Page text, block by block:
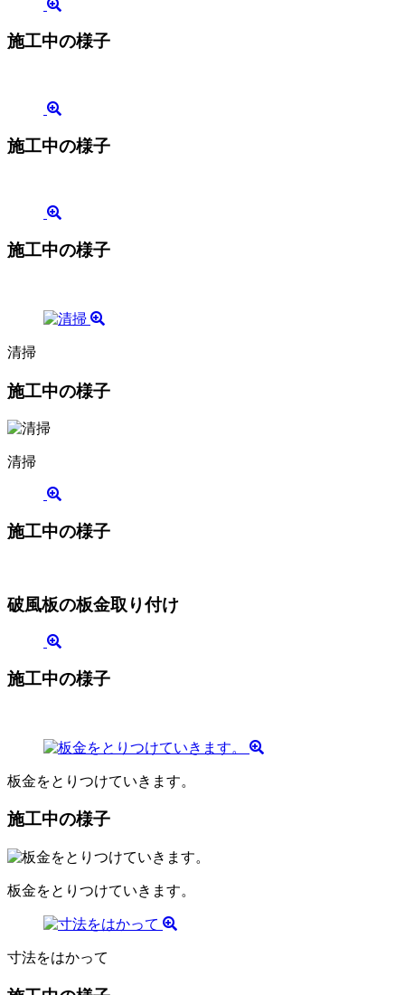
施工中の様子
施工中の様子
施工中の様子
清掃
施工中の様子
清掃
施工中の様子
破風板の板金取り付け
施工中の様子
板金をとりつけていきます。
施工中の様子
板金をとりつけていきます。
寸法をはかって